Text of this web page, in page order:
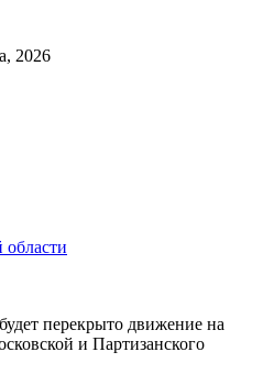
2026
области
перекрыто движение на
и Партизанского